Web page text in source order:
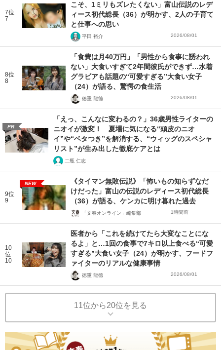
7位
7
こそ、1ミリもズレたくない」富山伝説のレデ
ィース初代総長（36）が明かす、2人の子育て
と仕事への思い
平田 裕介 2026/08/01
8位
8
「食費は月40万円」「男性から食事に誘われ
ない」大食いすぎて2年間彼氏ができず…水着
グラビアも話題の“可愛すぎる”大食い女子
（24）が語る、驚愕の食生活
徳重 龍徳 2026/08/01
PR
「えっ、こんなに変わるの？」36歳男性ライターの
ニオイが激変！ 夏場に気になる“頭皮のニオ
イ”や“ベタつき”を解消する、“ウィッグのスペシャ
リスト”が生み出した徹底ケアとは
二瓶 仁志
9位
9
NEW
《タイマン無敗伝説》「怖いもの知らずなだ
けだった」富山の伝説のレディース初代総長
（36）が語る、ケンカに明け暮れた過去
「文春オンライン」編集部 1時間前
10
位
10
医者から「これを続けてたら大変なことにな
るよ」と…1回の食事で7キロ以上食べる“可愛
すぎる”大食い女子（24）が明かす、フードフ
ァイターのリアルな健康事情
徳重 龍徳 2026/08/01
11位から20位を見る